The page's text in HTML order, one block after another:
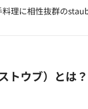
料理に相性抜群の
トウブ）とは